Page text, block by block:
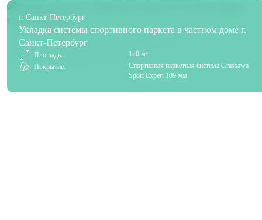
г. Санкт-Петербург
Укладка системы спортивного паркета в частном доме г.
Санкт-Петербург
Площадь:
120 м²
Покрытие:
Спортивная паркетная система Grassawa
Sport Expert 109 мм